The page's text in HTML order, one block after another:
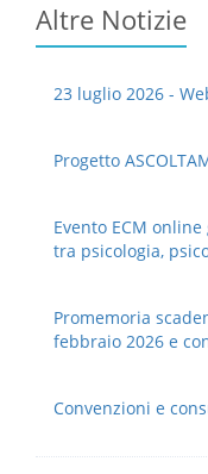
Altre Notizie
23 luglio 2026 -
Progetto
Evento ECM
tra psicologia,
Promemoria
febbraio 2026 e
Convenzioni e